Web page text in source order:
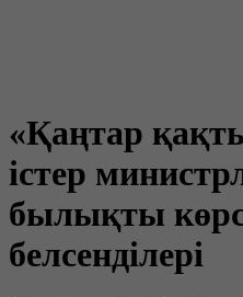
«Қаңтар
істер
былықты
белсенділері